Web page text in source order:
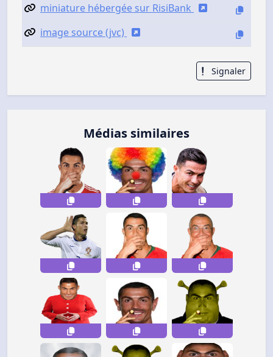
miniature hébergée sur RisiBank
image source (jvc)
Signaler
Médias similaires